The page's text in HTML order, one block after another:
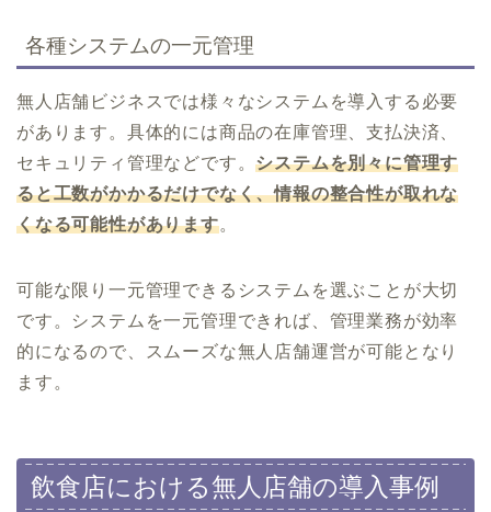
各種システムの一元管理
無人店舗ビジネスでは様々なシステムを導入する必要
があります。具体的には商品の在庫管理、支払決済、
セキュリティ管理などです。システムを別々に管理す
ると工数がかかるだけでなく、情報の整合性が取れな
くなる可能性があります。
可能な限り一元管理できるシステムを選ぶことが大切
です。システムを一元管理できれば、管理業務が効率
的になるので、スムーズな無人店舗運営が可能となり
ます。
飲食店における無人店舗の導入事例